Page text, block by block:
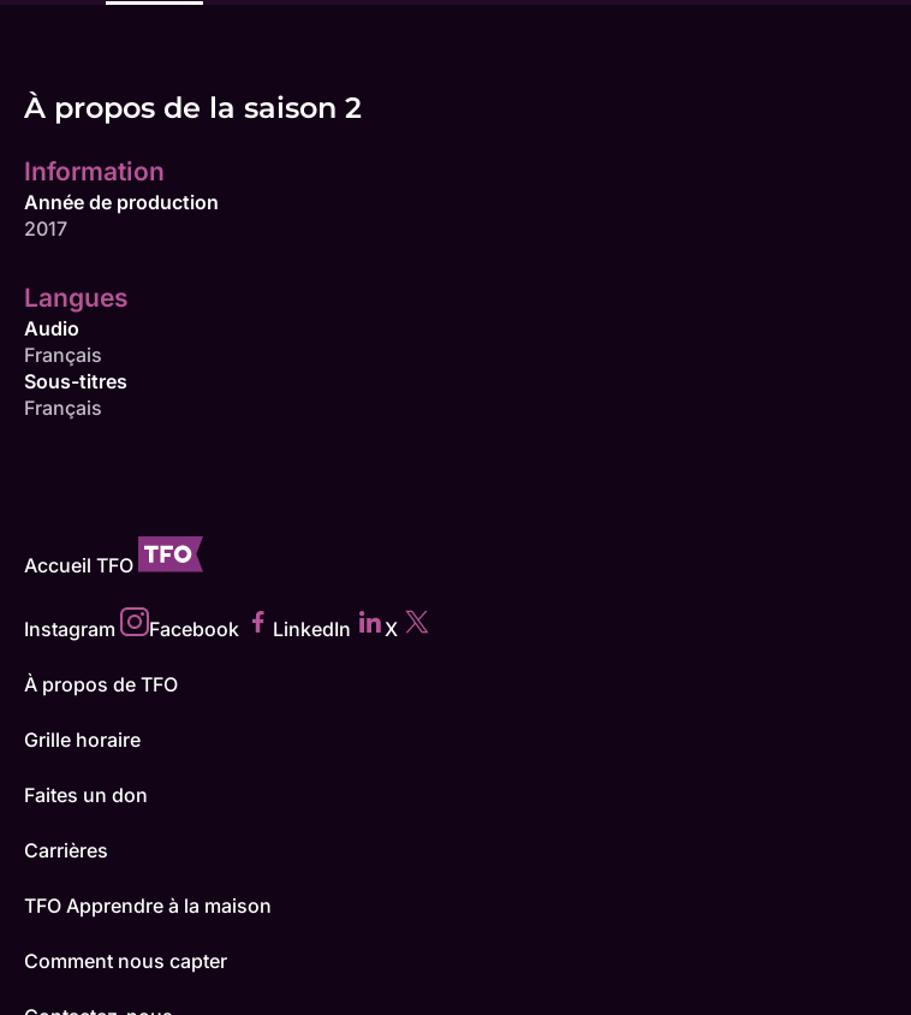
À propos de la saison 2
Information
Année de production
2017
Langues
Audio
Français
Sous-titres
Français
Accueil TFO
Instagram Facebook LinkedIn X
À propos de TFO
Grille horaire
Faites un don
Carrières
TFO Apprendre à la maison
Comment nous capter